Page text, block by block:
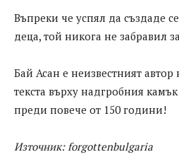
Въпреки че успял да създаде
деца, той никога не забравил
Бай Асан е неизвестният автор
текста върху надгробния
преди повече от 150 години!
Източник: forgottenbulgaria